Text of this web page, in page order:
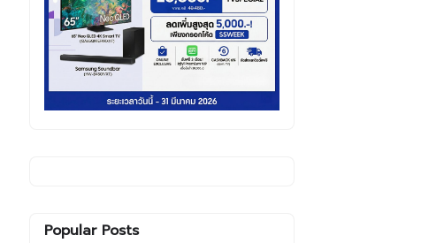
Popular Posts